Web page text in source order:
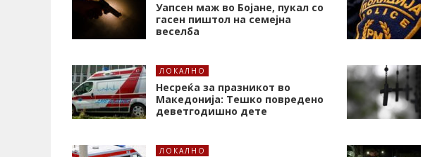
Уапсен маж во Бојане, пукал со
гасен пиштол на семејна
веселба
ЛОКАЛНО
Несреќа за празникот во
Македонија: Тешко повредено
деветгодишно дете
ЛОКАЛНО